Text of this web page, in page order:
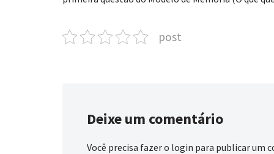
post
Deixe um comentário
Você precisa fazer o login para publicar um